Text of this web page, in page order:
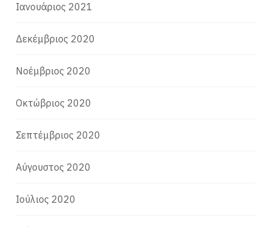
Ιανουάριος 2021
Δεκέμβριος 2020
Νοέμβριος 2020
Οκτώβριος 2020
Σεπτέμβριος 2020
Αύγουστος 2020
Ιούλιος 2020